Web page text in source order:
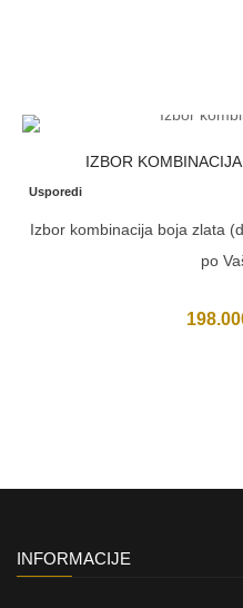
IZBOR
Usporedi
Izbor kombinacija boja zlata
po
INFORMACIJE